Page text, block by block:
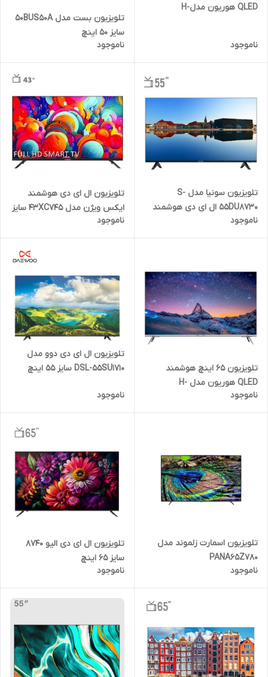
QLED هوریون مدلH-
ناموجود
تلویزیون بست مدل 50BUS50A
سایز 50 اینچ
ناموجود
تلویزیون سونیا مدل S-
55DU8730 ال ای دی هوشمند
سایز 55 اینچ
ناموجود
تلویزیون ال ای دی هوشمند
ایکس ویژن مدل 43XC745 سایز
43 اینچ
ناموجود
تلویزیون 65 اینچ هوشمند
QLED هوریون مدل H-
65QU9205
ناموجود
تلویزیون ال ای دی دوو مدل
DSL-55SU1710 سایز 55 اینچ
ناموجود
تلویزیون اسمارت زلموند مدل
PANA65Z780
ناموجود
تلویزیون ال ای دی الیو 8740
سایز 65 اینچ
ناموجود